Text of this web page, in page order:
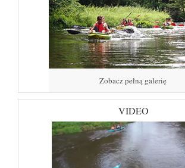
Zobacz pełną galerię
VIDEO